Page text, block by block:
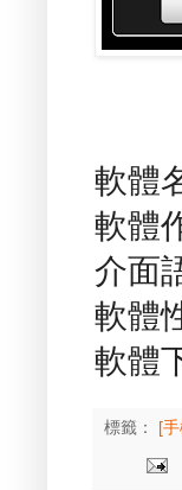
軟體
軟體
介面
軟體
軟體
標籤： [